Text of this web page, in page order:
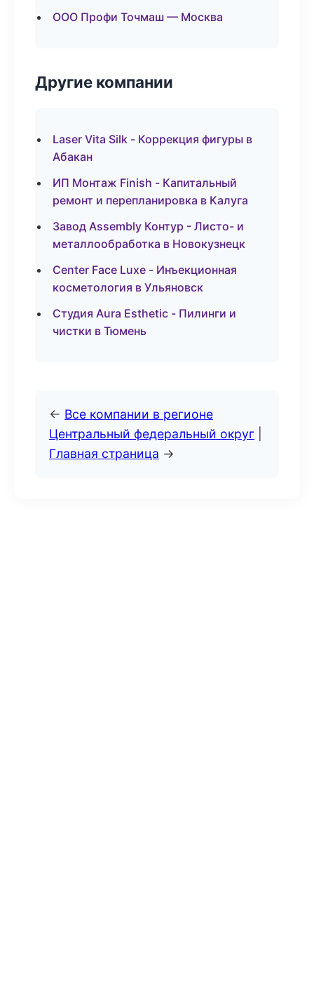
ООО Профи Точмаш — Москва
Другие компании
Laser Vita Silk - Коррекция фигуры в
Абакан
ИП Монтаж Finish - Капитальный
ремонт и перепланировка в Калуга
Завод Assembly Контур - Листо- и
металлообработка в Новокузнецк
Center Face Luxe - Инъекционная
косметология в Ульяновск
Студия Aura Esthetic - Пилинги и
чистки в Тюмень
← Все компании в регионе
Центральный федеральный округ
Главная страница →